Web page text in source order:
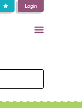
Login